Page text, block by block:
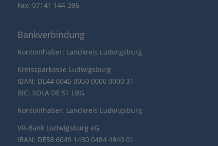
Fax: 07141 144-396
Bankverbindung
Kontoinhaber: Landkreis Ludwigsburg
Kreissparkasse Ludwigsburg
IBAN: DE44 6045 0050 0000 0000 31
BIC: SOLA DE S1 LBG
Kontoinhaber: Landkreis Ludwigsburg
VR-Bank Ludwigsburg eG
IBAN: DE58 6049 1430 0484 4840 01